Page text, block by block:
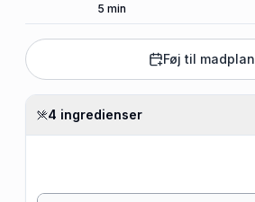
5 min
Føj til madplan
4 ingredienser